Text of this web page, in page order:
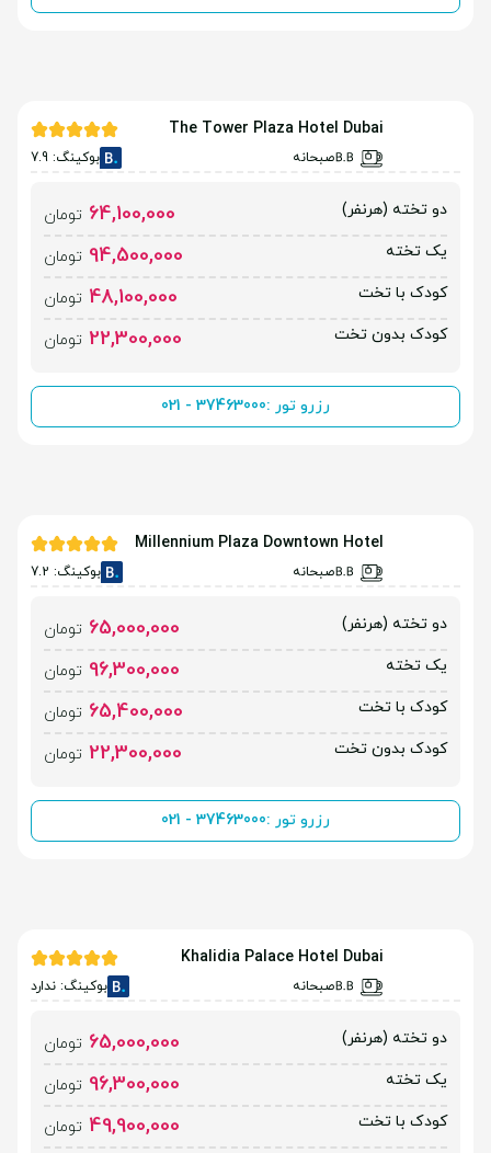
The Tower Plaza Hotel Dubai
صبحانه بوکینگ: 7.9
دو تخته (هرنفر) 64,100,000 تومان
یک تخته
94,500,000 تومان
کودک با تخت
48,100,000 تومان
کودک بدون تخت
22,300,000 تومان
رزرو تور :021 - 37463000
Millennium Plaza Downtown Hotel
صبحانه بوکینگ: 7.2
دو تخته (هرنفر) 65,000,000 تومان
یک تخته
96,300,000 تومان
کودک با تخت
65,400,000 تومان
کودک بدون تخت
22,300,000 تومان
رزرو تور :021 - 37463000
Khalidia Palace Hotel Dubai
صبحانه بوکینگ: ندارد
دو تخته (هرنفر) 65,000,000 تومان
یک تخته
96,300,000 تومان
کودک با تخت
49,900,000 تومان